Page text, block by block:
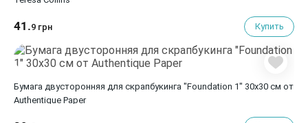
41.9 грн Купить
Бумага двусторонняя для скрапбукинга "Foundation 1" 30х30 см от
Authentique Paper